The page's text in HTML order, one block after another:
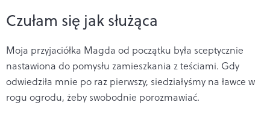
Czułam się jak służąca
Moja przyjaciółka Magda od początku była sceptycznie
nastawiona do pomysłu zamieszkania z teściami. Gdy
odwiedziła mnie po raz pierwszy, siedziałyśmy na ławce w
rogu ogrodu, żeby swobodnie porozmawiać.